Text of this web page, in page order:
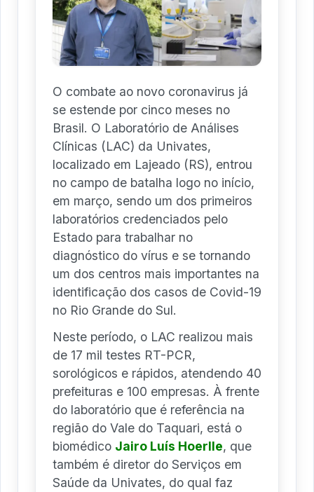
O combate ao novo coronavirus já
se estende por cinco meses no
Brasil. O Laboratório de Análises
Clínicas (LAC) da Univates,
localizado em Lajeado (RS), entrou
no campo de batalha logo no início,
em março, sendo um dos primeiros
laboratórios credenciados pelo
Estado para trabalhar no
diagnóstico do vírus e se tornando
um dos centros mais importantes na
identificação dos casos de Covid-19
no Rio Grande do Sul.
Neste período, o LAC realizou mais
de 17 mil testes RT-PCR,
sorológicos e rápidos, atendendo 40
prefeituras e 100 empresas. À frente
do laboratório que é referência na
região do Vale do Taquari, está o
biomédico Jairo Luís Hoerlle, que
também é diretor do Serviços em
Saúde da Univates, do qual faz